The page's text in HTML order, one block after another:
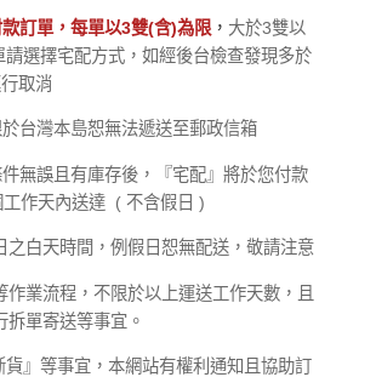
訂單，每單以3雙(含)為限， 大於3雙以
請選擇宅配方式，如經後台檢查發現多於
取消
台灣本島恕無法遞送至郵政信箱
無誤且有庫存後，『宅配』將於您付款
工作天內送達 ( 不含假日 )
之白天時間，例假日恕無配送，敬請注意
作業流程，不限於以上運送工作天數，且
拆單寄送等事宜。
貨』等事宜，本網站有權利通知且協助訂